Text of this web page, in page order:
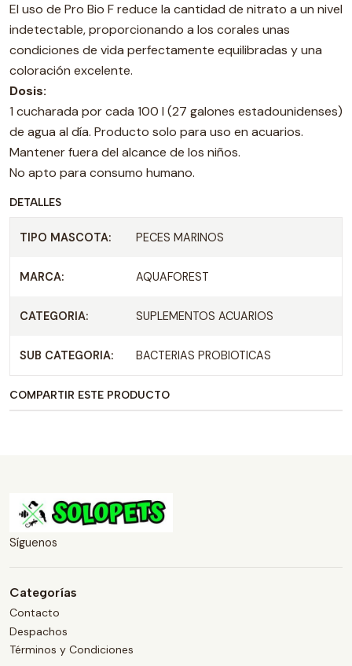
El uso de Pro Bio F reduce la cantidad de nitrato a un nivel
indetectable, proporcionando a los corales unas
condiciones de vida perfectamente equilibradas y una
coloración excelente.
Dosis:
1 cucharada por cada 100 l (27 galones estadounidenses)
de agua al día. Producto solo para uso en acuarios.
Mantener fuera del alcance de los niños.
No apto para consumo humano.
DETALLES
TIPO MASCOTA: PECES MARINOS
MARCA: AQUAFOREST
CATEGORIA: SUPLEMENTOS ACUARIOS
SUB CATEGORIA: BACTERIAS PROBIOTICAS
COMPARTIR ESTE PRODUCTO
Síguenos
Categorías
Contacto
Despachos
Términos y Condiciones